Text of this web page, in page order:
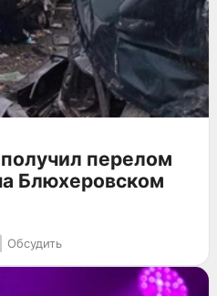
перелом
Блюхеровском
Обсудить